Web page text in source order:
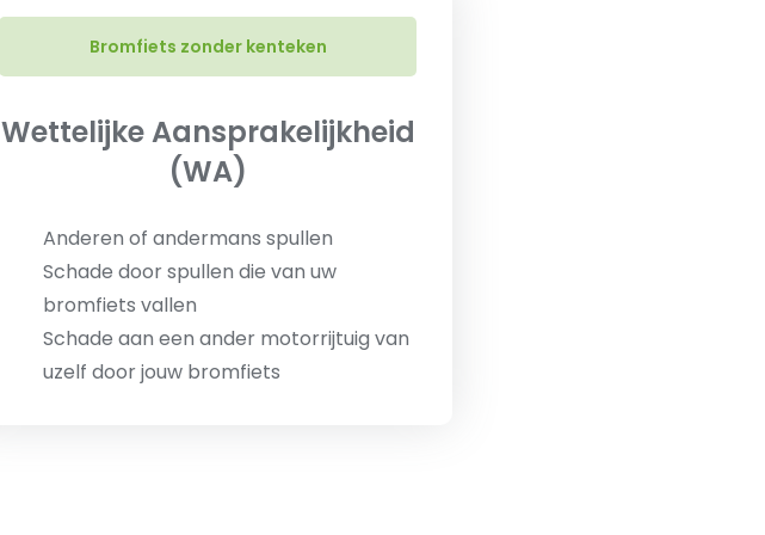
Bromfiets zonder kenteken
Wettelijke Aansprakelijkheid
(WA)
Anderen of andermans spullen
Schade door spullen die van uw
bromfiets vallen
Schade aan een ander motorrijtuig van
uzelf door jouw bromfiets